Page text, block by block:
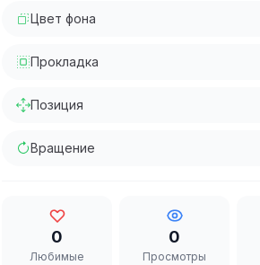
Цвет фона
Прокладка
Позиция
Вращение
0
Любимые
0
Просмотры